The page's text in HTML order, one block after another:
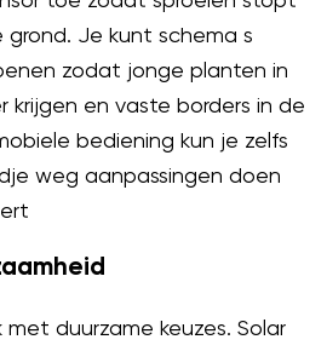
Je kunt schema s
zodat jonge planten in
krijgen en vaste borders in de
bediening kun je zelfs
weg aanpassingen doen
duurzame keuzes. Solar